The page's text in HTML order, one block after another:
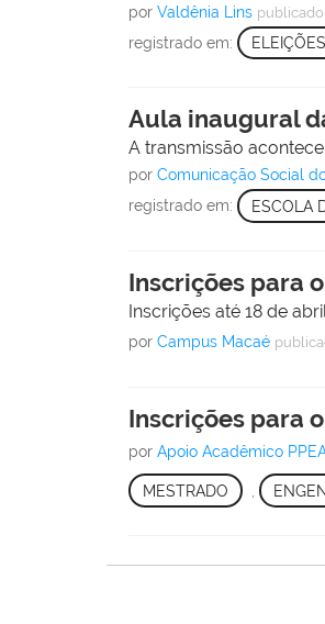
porValdênia Lins publicado
registrado em:
Aula inaugural
A transmissão
porComunicação Social
registrado em: ESCOLA
Inscrições para
Inscrições até 18 de
porCampus Macaé
Inscrições para
porApoio Acadêmico
MESTRADO